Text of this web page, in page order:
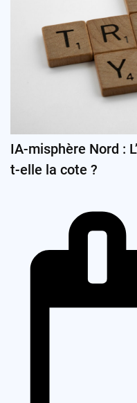
IA-misphère Nord :
t-elle la cote ?